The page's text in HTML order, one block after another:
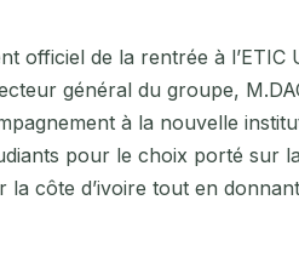
officiel de la rentrée à
général du groupe,
à la nouvelle
pour le choix porté sur
la côte d’ivoire tout en